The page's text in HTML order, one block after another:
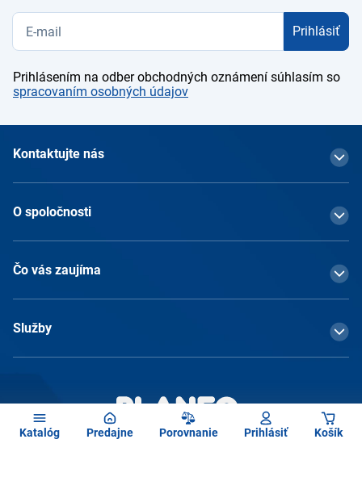
Katalóg Predajne Porovnanie Prihlásiť Košík
Prihlásiť
Prihlásením na odber obchodných oznámení súhlasím so
spracovaním osobných údajov
Kontaktujte nás
O spoločnosti
Čo vás zaujíma
Služby